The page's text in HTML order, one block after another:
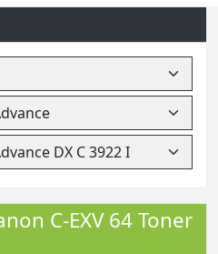
C-EXV 64 Toner